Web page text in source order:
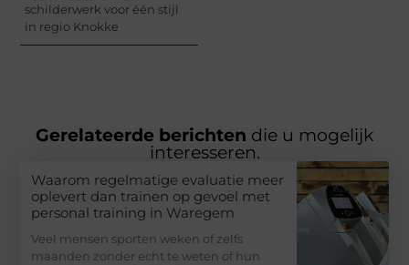
schilderwerk voor één stijl
in regio Knokke
Gerelateerde berichten die u mogelijk
interesseren.
Waarom regelmatige evaluatie meer
oplevert dan trainen op gevoel met
personal training in Waregem
Veel mensen sporten weken of zelfs
maanden zonder echt te weten of hun